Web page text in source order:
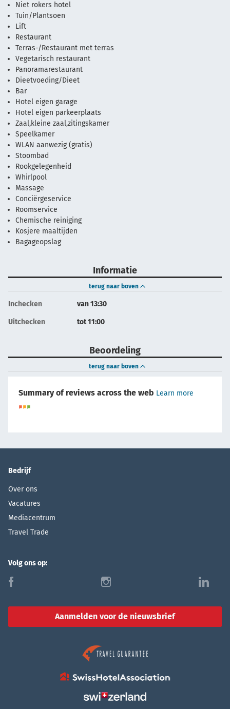
Niet rokers hotel
Tuin/Plantsoen
Lift
Restaurant
Terras-/Restaurant met terras
Vegetarisch restaurant
Panoramarestaurant
Dieetvoeding/Dieet
Bar
Hotel eigen garage
Hotel eigen parkeerplaats
Zaal,kleine zaal,zitingskamer
Speelkamer
WLAN aanwezig (gratis)
Stoombad
Rookgelegenheid
Whirlpool
Massage
Conciërgeservice
Roomservice
Chemische reiniging
Kosjere maaltijden
Bagageopslag
Informatie
terug naar boven
Inchecken van 13:30
Uitchecken tot 11:00
Beoordeling
terug naar boven
Summary of reviews across the web Learn more
Bedrijf
Over ons
Vacatures
Mediacentrum
Travel Trade
Volg ons op:
f i l
Aanmelden voor de nieuwsbrief